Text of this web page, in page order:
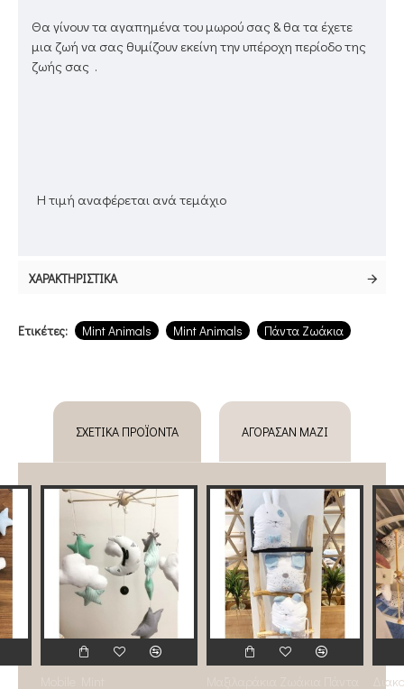
Θα γίνουν τα αγαπημένα του μωρού σας & θα τα έχετε
μια ζωή να σας θυμίζουν εκείνη την υπέροχη περίοδο της
ζωής σας .
Η τιμή αναφέρεται ανά τεμάχιο
ΧΑΡΑΚΤΗΡΙΣΤΙΚΆ
Ετικέτες: Mint Animals Mint Animals Πάντα Ζωάκια
ΣΧΕΤΙΚΆ ΠΡΟΪΌΝΤΑ ΑΓΌΡΑΣΑΝ ΜΑΖΊ